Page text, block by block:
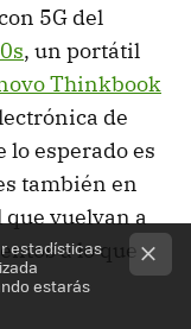
5G del
, un portátil
Thinkbook
de
lo esperado es
también en
vuelvan a
a lo que
estadísticas
estarás